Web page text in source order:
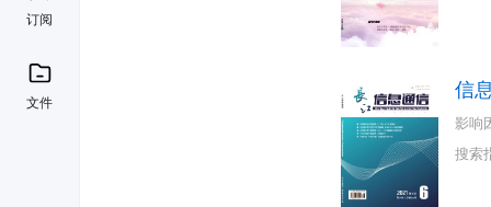
订阅
文件
信
影响
搜索